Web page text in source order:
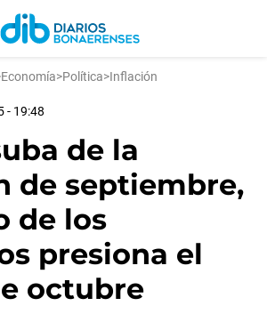
Economía>Política>Inflación
- 19:48
de la
de septiembre,
de los
presiona el
octubre